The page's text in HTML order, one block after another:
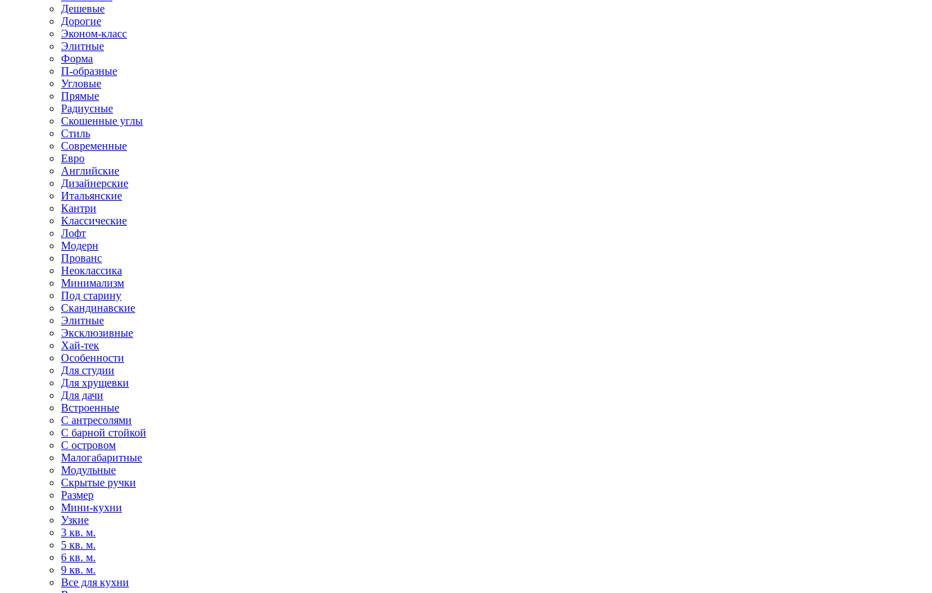
Дешевые
Дорогие
Эконом-класс
Элитные
Форма
П-образные
Угловые
Прямые
Радиусные
Скошенные углы
Стиль
Современные
Евро
Английские
Дизайнерские
Итальянские
Кантри
Классические
Лофт
Модерн
Прованс
Неоклассика
Минимализм
Под старину
Скандинавские
Элитные
Эксклюзивные
Хай-тек
Особенности
Для студии
Для хрущевки
Для дачи
Встроенные
С антресолями
С барной стойкой
С островом
Малогабаритные
Модульные
Скрытые ручки
Размер
Мини-кухни
Узкие
3 кв. м.
5 кв. м.
6 кв. м.
9 кв. м.
Все для кухни